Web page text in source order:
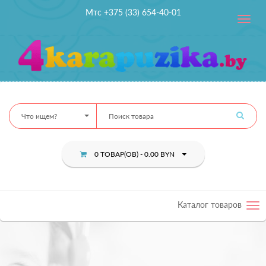
Мтс +375 (33) 654-40-01
Toggle
Что ищем?
0 ТОВАР(ОВ) - 0.00 BYN
Каталог товаров